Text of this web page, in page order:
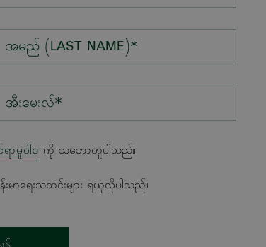
အမည် (LAST NAME)*
အီးမေးလ်*
ာမူဝါဒ ကို သဘောတူပါသည်။
ာရေးသတင်းများ ရယူလိုပါသည်။